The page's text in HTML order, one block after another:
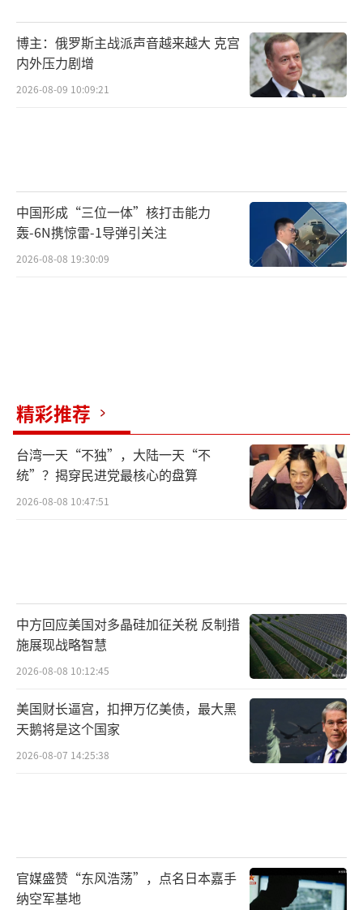
博主：俄罗斯主战派声音越来越大 克宫
内外压力剧增
2026-08-09 10:09:21
中国形成“三位一体”核打击能力
轰-6N携惊雷-1导弹引关注
2026-08-08 19:30:09
精彩推荐
台湾一天“不独”，大陆一天“不
统”？揭穿民进党最核心的盘算
2026-08-08 10:47:51
中方回应美国对多晶硅加征关税 反制措
施展现战略智慧
2026-08-08 10:12:45
美国财长逼宫，扣押万亿美债，最大黑
天鹅将是这个国家
2026-08-07 14:25:38
官媒盛赞“东风浩荡”，点名日本嘉手
纳空军基地